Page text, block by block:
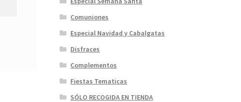
Comuniones
Especial Navidad y Cabalgatas
Disfraces
Complementos
Fiestas Tematicas
SÓLO RECOGIDA EN TIENDA